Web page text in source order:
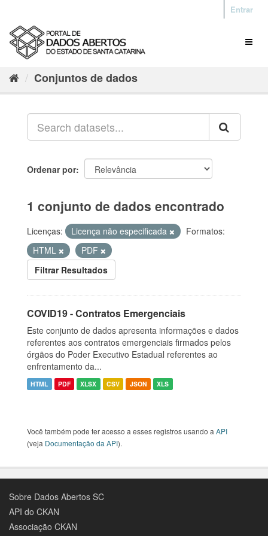
Entrar
Conjuntos de dados
Ordenar por
1 conjunto de dados encontrado
Licenças: Licença não especificada
Formatos:
HTML
PDF
Filtrar Resultados
COVID19 - Contratos Emergenciais
Este conjunto de dados apresenta informações e dados
referentes aos contratos emergenciais firmados pelos
órgãos do Poder Executivo Estadual referentes ao
enfrentamento da...
HTML PDF XLSX CSV JSON XLS
Você também pode ter acesso a esses registros usando a API
(veja Documentação da API).
Sobre Dados Abertos SC
API do CKAN
Associação CKAN